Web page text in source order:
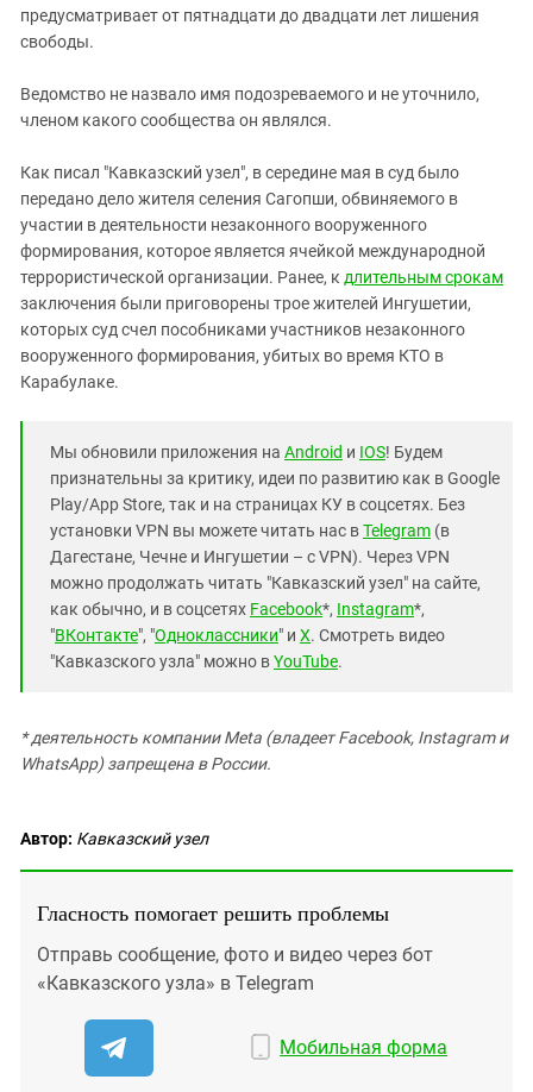
предусматривает от пятнадцати до двадцати лет лишения
свободы.
Ведомство не назвало имя подозреваемого и не уточнило,
членом какого сообщества он являлся.
Как писал "Кавказский узел", в середине мая в суд было
передано дело жителя селения Сагопши, обвиняемого в
участии в деятельности незаконного вооруженного
формирования, которое является ячейкой международной
террористической организации. Ранее, к длительным срокам
заключения были приговорены трое жителей Ингушетии,
которых суд счел пособниками участников незаконного
вооруженного формирования, убитых во время КТО в
Карабулаке.
Мы обновили приложения на Android и IOS! Будем
признательны за критику, идеи по развитию как в Google
Play/App Store, так и на страницах КУ в соцсетях. Без
установки VPN вы можете читать нас вTelegram (в
Дагестане, Чечне и Ингушетии – с VPN). Через VPN
можно продолжать читать "Кавказский узел" на сайте,
как обычно, и в соцсетях Facebook*, Instagram*,
"ВКонтакте", "Одноклассники" и X. Смотреть видео
"Кавказского узла" можно вYouTube.
* деятельность компании Meta (владеет Facebook, Instagram и
WhatsApp) запрещена в России.
Автор: Кавказский узел
Гласность помогает решить проблемы
Отправь сообщение, фото и видео через бот
«Кавказского узла» в Telegram
Мобильная форма